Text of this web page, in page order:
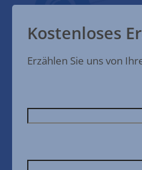
Kostenloses
Erzählen Sie uns von